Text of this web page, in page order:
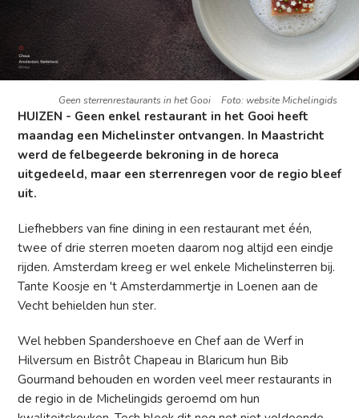
Geen sterrenrestaurants in het Gooi Foto: website Michelingids
HUIZEN - Geen enkel restaurant in het Gooi heeft
maandag een Michelinster ontvangen. In Maastricht
werd de felbegeerde bekroning in de horeca
uitgedeeld, maar een sterrenregen voor de regio bleef
uit.
Liefhebbers van fine dining in een restaurant met één,
twee of drie sterren moeten daarom nog altijd een eindje
rijden. Amsterdam kreeg er wel enkele Michelinsterren bij.
Tante Koosje en 't Amsterdammertje in Loenen aan de
Vecht behielden hun ster.
Wel hebben Spandershoeve en Chef aan de Werf in
Hilversum en Bistrôt Chapeau in Blaricum hun Bib
Gourmand behouden en worden veel meer restaurants in
de regio in de Michelingids geroemd om hun